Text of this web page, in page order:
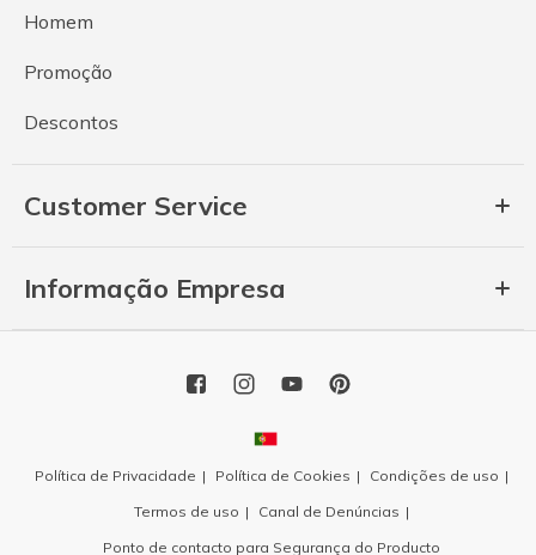
Homem
Promoção
Descontos
Customer Service
Informação Empresa
Política de Privacidade Política de Cookies
Condições de uso
Termos de uso
Canal de Denúncias
Ponto de contacto para Segurança do Producto